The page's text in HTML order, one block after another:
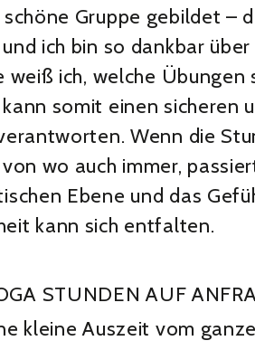
Gruppe gebildet –
ich bin so dankbar
ich, welche Übungen
somit einen sicheren
Wenn die
wo auch immer,
Ebene und das
kann sich entfalten.
STUNDEN AUF
kleine Auszeit vom